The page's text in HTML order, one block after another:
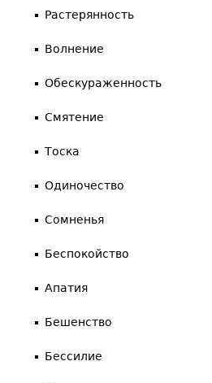
Растерянность
Волнение
Обескураженность
Смятение
Тоска
Одиночество
Сомненья
Беспокойство
Апатия
Бешенство
Бессилие